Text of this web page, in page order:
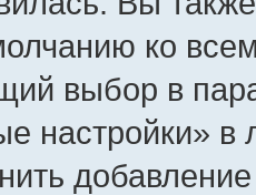
ко
выбор в
настройки»